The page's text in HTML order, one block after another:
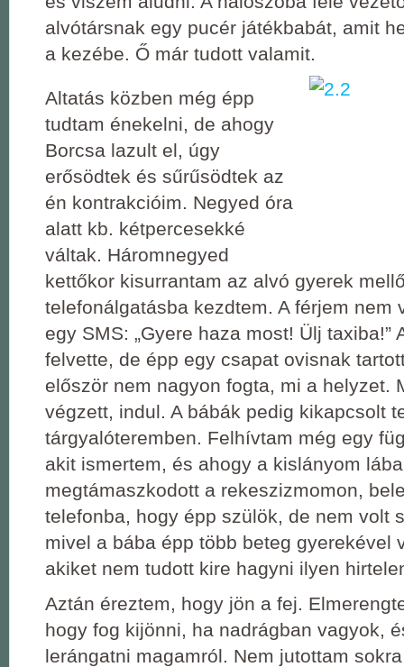
alvótársnak egy pucér játékbabát, amit
a kezébe. Ő már tudott valamit.
Altatás közben még épp
tudtam énekelni, de ahogy
Borcsa lazult el, úgy
erősödtek és sűrűsödtek az
én kontrakcióim. Negyed óra
alatt kb. kétpercesekké
váltak. Háromnegyed
kettőkor kisurrantam az alvó gyerek
telefonálgatásba kezdtem. A férjem nem
egy SMS: „Gyere haza most! Ülj taxiba!”
felvette, de épp egy csapat ovisnak
először nem nagyon fogta, mi a helyzet.
végzett, indul. A bábák pedig kikapcsolt
tárgyalóteremben. Felhívtam még egy
akit ismertem, és ahogy a kislányom lába
megtámaszkodott a rekeszizmomon,
telefonba, hogy épp szülök, de nem volt
mivel a bába épp több beteg gyerekével
akiket nem tudott kire hagyni ilyen
Aztán éreztem, hogy jön a fej.
hogy fog kijönni, ha nadrágban vagyok,
lerángatni magamról. Nem jutottam